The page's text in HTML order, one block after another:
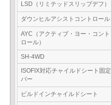
LSD（リミテッドスリップデフ）
ダウンヒルアシストコントロール
AYC（アクティブ・ヨー・コント
ロール）
SH-4WD
ISOFIX対応チャイルドシート固定
バー
ビルドインチャイルドシート